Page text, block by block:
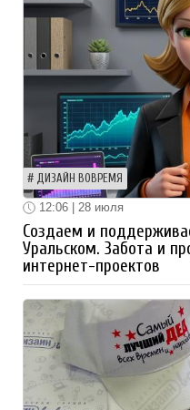
ДИЗАЙН ВОВРЕМЯ
12:06 | 28 июля
Создаем и
Уральском. Забота и
интернет-проектов